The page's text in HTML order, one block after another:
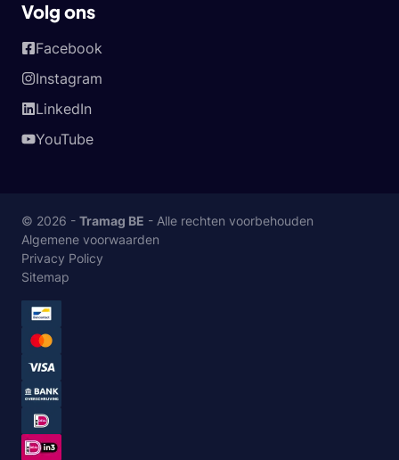
Volg ons
Facebook
Instagram
LinkedIn
YouTube
© 2026 - Tramag BE - Alle rechten voorbehouden
Algemene voorwaarden
Privacy Policy
Sitemap